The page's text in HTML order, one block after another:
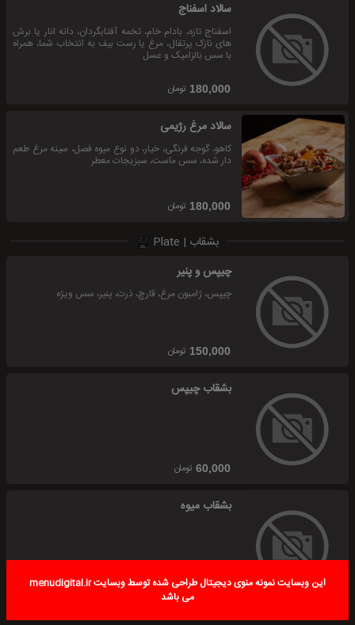
سالاد اسفناج
اسفناج تازه، بادام خام، تخمه آفتابگردان، دانه انار یا برش
های نازک پرتقال، مرغ یا رست بیف به انتخاب شما، همراه
با سس بالزامیک و عسل
180,000 تومان
سالاد مرغ رژیمی
کاهو، گوجه فرنگی، خیار، دو نوع میوه فصل، سینه مرغ طعم
دار شده، سس ماست، سبزیجات معطر
180,000 تومان
بشقاب | Plate
چیپس و پنیر
چیپس، ژامبون مرغ، قارچ، ذرت، پنیر، سس ویژه
150,000 تومان
بشقاب چیپس
60,000 تومان
بشقاب میوه
90,000 تومان
این وبسایت نمونه منوی دیجیتال طراحی شده توسط وبسایت menudigital.ir
می باشد